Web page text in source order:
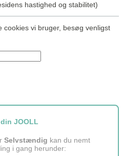
hastighed og stabilitet)
cookies vi bruger, besøg venligst
JOOLL
Selvstændig kan du nemt
i gang herunder: